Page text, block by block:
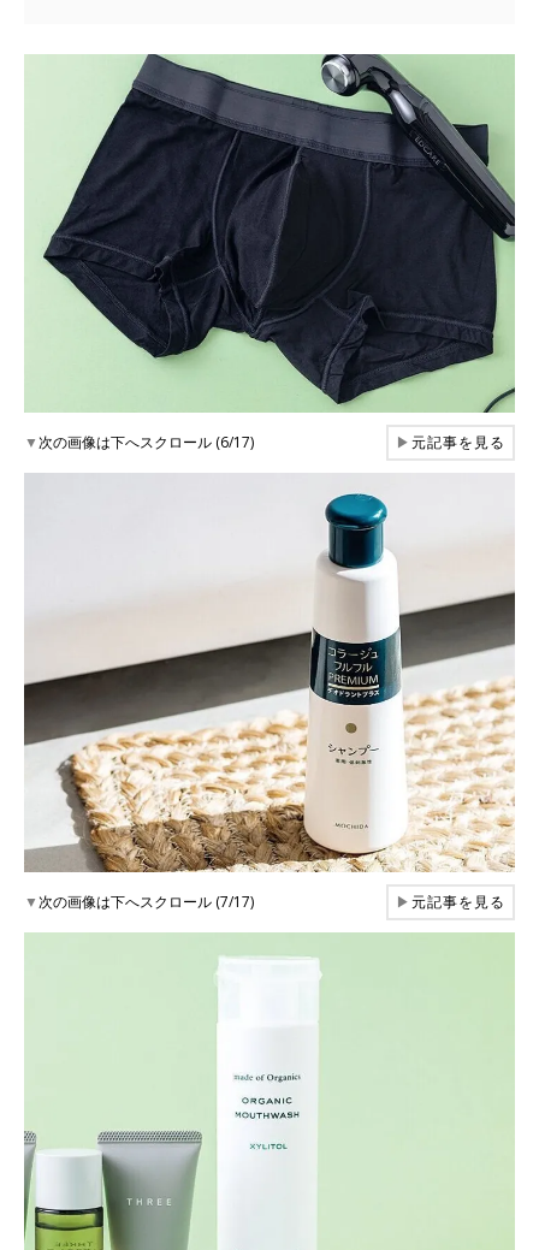
▼次の画像は下へスクロール (6/17) ▶元記事を見る
▼次の画像は下へスクロール (7/17) ▶元記事を見る